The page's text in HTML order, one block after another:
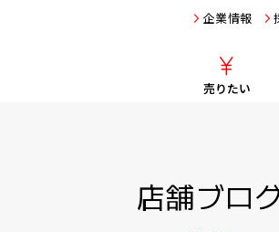
企業情報
売りたい
店舗ブロ